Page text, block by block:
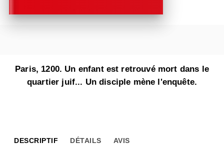
Paris, 1200. Un enfant est retrouvé mort dans le
quartier juif... Un disciple mène l'enquête.
DESCRIPTIF DÉTAILS AVIS